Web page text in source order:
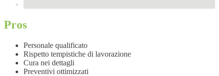
Pros
Personale qualificato
Rispetto tempistiche di lavorazione
Cura nei dettagli
Preventivi ottimizzati